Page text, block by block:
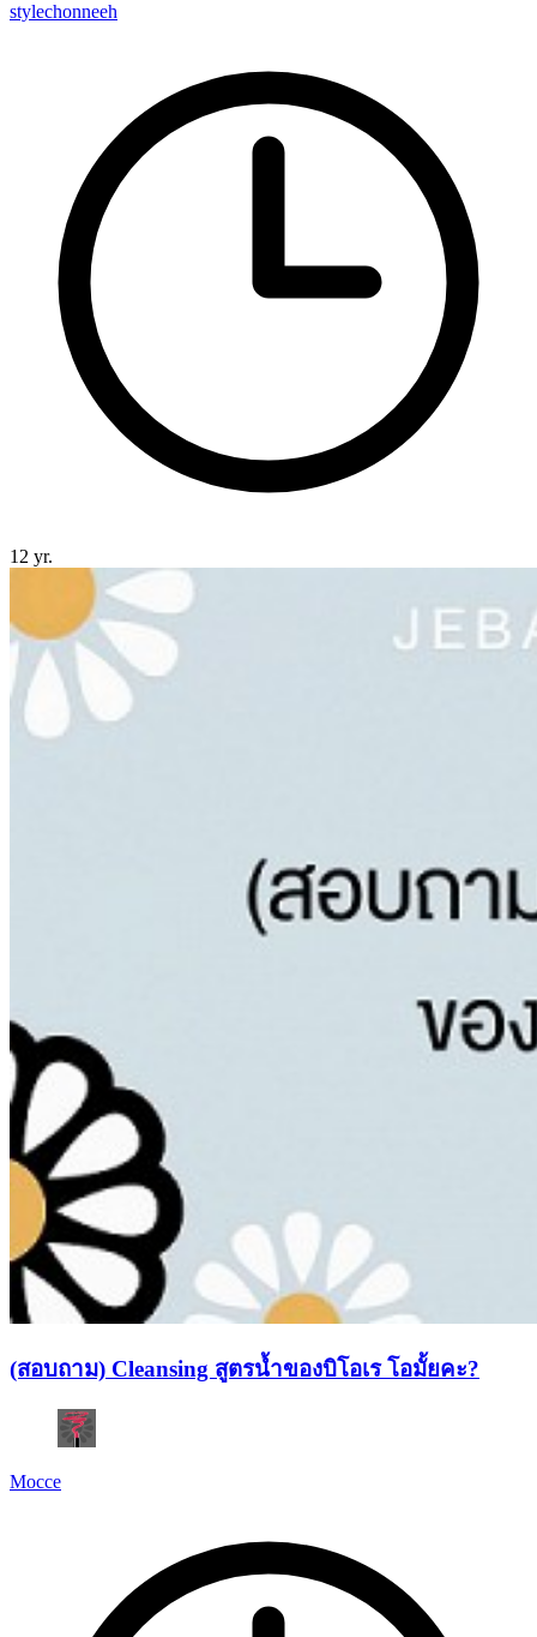
stylechonneeh
12 yr.
(สอบถาม) Cleansing สูตรน้ำของบิโอเร โอมั้ยคะ?
Mocce